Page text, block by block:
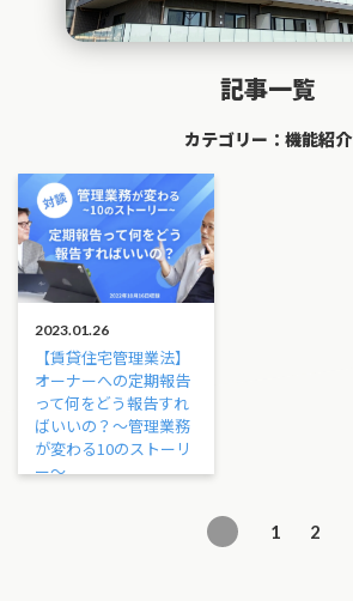
記事一覧
カテゴリー 機能紹介
2023.01.26
【賃貸住宅管理業法】
オーナーへの定期報告
って何をどう報告すれ
ばいいの？～管理業務
が変わる10のストーリ
ー～
1 2